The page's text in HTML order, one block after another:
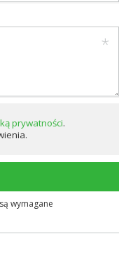
prywatności.
wymagane